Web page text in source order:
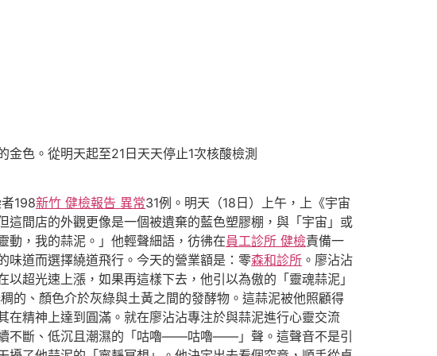
色。從明天起至21日天天停止1次核酸檢測
198新竹 健檢報告 異常31例。明天（18日）上午，上《宇宙
間店的外觀更像是一個被遺棄的藍色塑膠棚，與「宇宙」或
動，我的蒜泥。」他輕聲細語，彷彿在員工診所 健檢責備一
味道而選擇繞道飛行。今天的營業額是：零森和診所 。廖沾沾
超光速上漲，如果再這樣下去，他引以為傲的「靈魂蒜泥」
的、顏色介於灰綠與土黃之間的發酵物。這蒜泥被他照顧得
精神上達到圓滿。就在廖沾沾專注於與蒜泥進行心靈交流
不斷、低沉且潮濕的「咕嚕——咕嚕——」聲。這聲音不是引